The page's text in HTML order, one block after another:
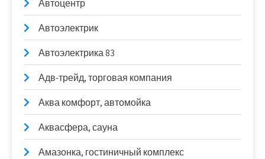
Автоцентр
Автоэлектрик
Автоэлектрика 83
Адв-трейд, торговая компания
Аква комфорт, автомойка
Аквасфера, сауна
Амазонка, гостиничный комплекс